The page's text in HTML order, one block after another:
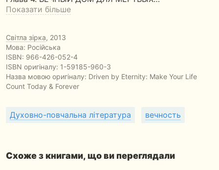
Показати більше
Світла зірка, 2013
Мова: Російська
ISBN: 966-426-052-4
ISBN оригіналу: 1-59185-960-3
Назва мовою оригіналу: Driven by Eternity: Make Your Life
Count Today & Forever
Духовно-повчальна література вечность
Схоже з книгами, що ви переглядали